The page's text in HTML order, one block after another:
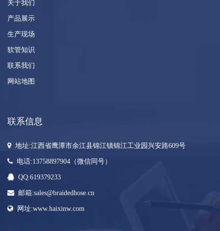
关于我们
产品展示
生产现场
软管知识
联系我们
网站地图
联系信息
地址:江西省鹰潭市余江县锦江镇锦江工业园兴安路609号
电话:13758897904（微信同号）
QQ:619379233
邮箱:sales@braidedhose.cn
网址:www.haixinw.com